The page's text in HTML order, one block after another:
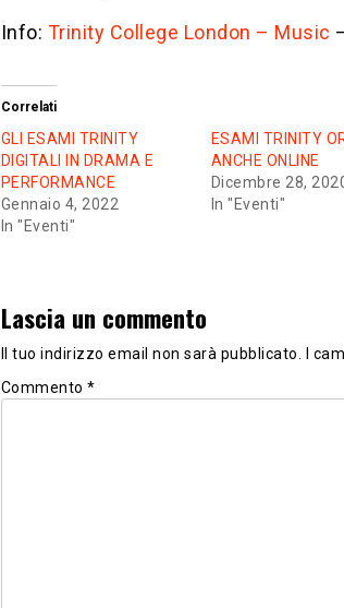
Info: Trinity College London – Music
Correlati
GLI ESAMI TRINITY
DIGITALI IN DRAMA E
PERFORMANCE
Gennaio 4, 2022
In "Eventi"
ESAMI TRINITY
ANCHE ONLINE
Dicembre 28,
In "Eventi"
Lascia un commento
Il tuo indirizzo email non sarà pubblicato. I
Commento *